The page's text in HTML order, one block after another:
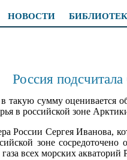
НОВОСТИ
Россия
такую сумму оценивается
в российской зоне
России Сергея Иванова,
зоне
всех морских акваторий